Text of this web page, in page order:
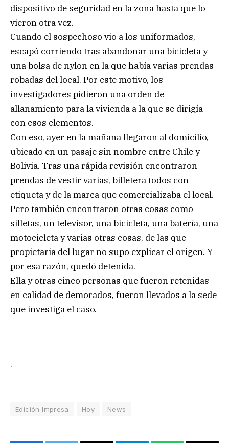
dispositivo de seguridad en la zona hasta que lo
vieron otra vez.
Cuando el sospechoso vio a los uniformados,
escapó corriendo tras abandonar una bicicleta y
una bolsa de nylon en la que había varias prendas
robadas del local. Por este motivo, los
investigadores pidieron una orden de
allanamiento para la vivienda a la que se dirigía
con esos elementos.
Con eso, ayer en la mañana llegaron al domicilio,
ubicado en un pasaje sin nombre entre Chile y
Bolivia. Tras una rápida revisión encontraron
prendas de vestir varias, billetera todos con
etiqueta y de la marca que comercializaba el local.
Pero también encontraron otras cosas como
silletas, un televisor, una bicicleta, una batería, una
motocicleta y varias otras cosas, de las que
propietaria del lugar no supo explicar el origen. Y
por esa razón, quedó detenida.
Ella y otras cinco personas que fueron retenidas
en calidad de demorados, fueron llevados a la sede
que investiga el caso.
.
Edición Impresa Hoy News